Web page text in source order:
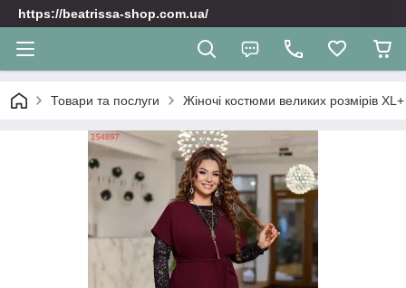
https://beatrissa-shop.com.ua/
Товари та послуги Жіночі костюми великих розмірів